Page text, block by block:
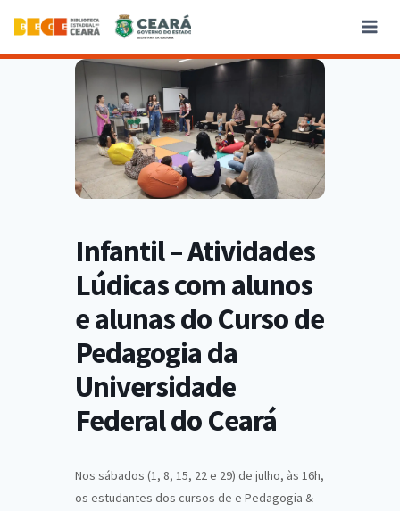
Infantil – Atividades
Lúdicas com alunos
e alunas do Curso de
Pedagogia da
Universidade
Federal do Ceará
Nos sábados (1, 8, 15, 22 e 29) de julho, às 16h,
os estudantes dos cursos de e Pedagogia &